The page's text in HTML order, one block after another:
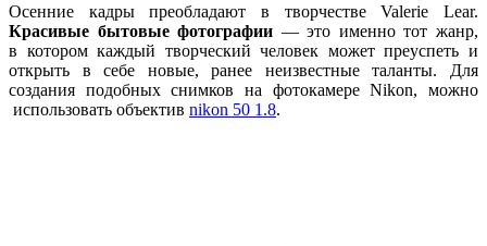
Осенние кадры преобладают в творчестве Valerie Lear.
Красивые бытовые фотографии —это именно тот жанр,
в котором каждый творческий человек может преуспеть и
открыть в себе новые, ранее неизвестные таланты. Для
создания подобных снимков на фотокамере Nikon, можно
использовать объектив nikon 50 1.8.